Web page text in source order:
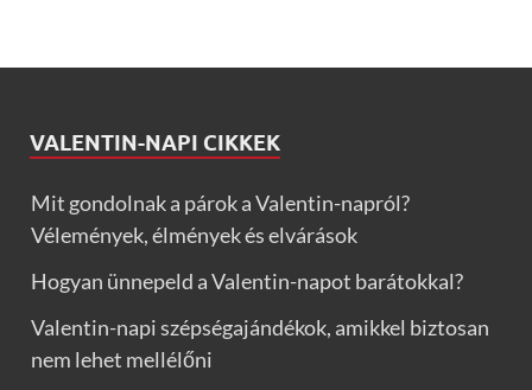
VALENTIN-NAPI CIKKEK
Mit gondolnak a párok a Valentin-napról?
Vélemények, élmények és elvárások
Hogyan ünnepeld a Valentin-napot barátokkal?
Valentin-napi szépségajándékok, amikkel biztosan
nem lehet mellélőni